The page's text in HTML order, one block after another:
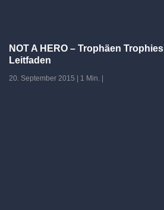
NOT A HERO – Trophäen Trophies
Leitfaden
20. September 2015 1 Min.